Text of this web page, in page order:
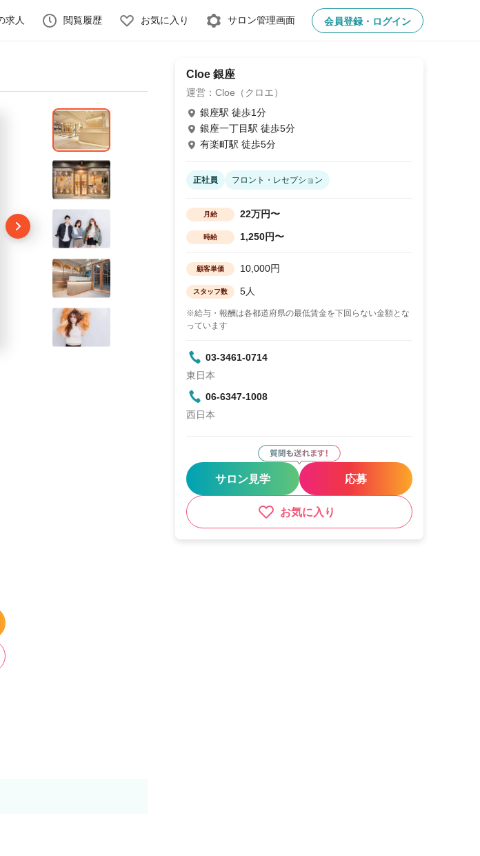
求人 閲覧履歴 お気に入り サロン管理画面 会員登録・ログイン
Cloe 銀座
運営：Cloe（クロエ）
銀座駅 徒歩1分
銀座一丁目駅 徒歩5分
有楽町駅 徒歩5分
正社員 フロント・レセプション
月給 22万円〜
時給 1,250円〜
顧客単価 10,000円
スタッフ数 5人
※給与・報酬は各都道府県の最低賃金を下回らない金額とな
っています
03-3461-0714
東日本
06-6347-1008
西日本
サロン見学 応募
お気に入り